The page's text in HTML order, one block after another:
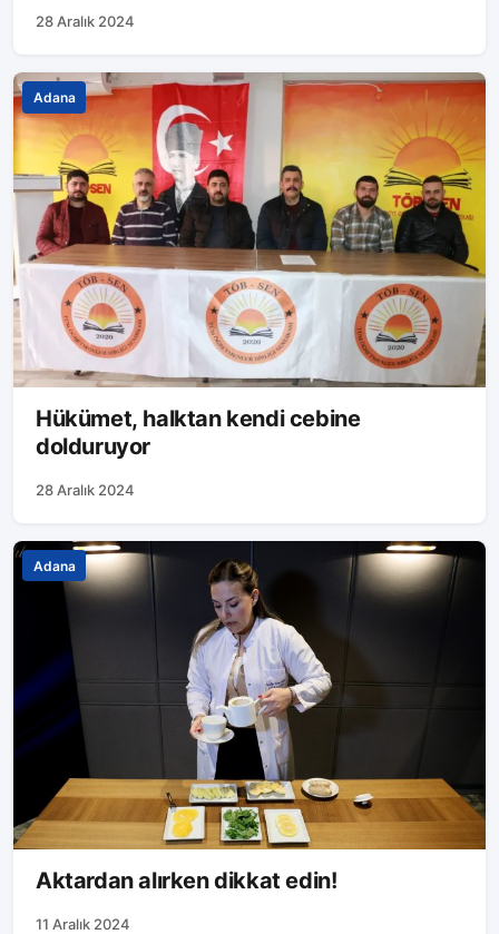
28 Aralık 2024
Adana
Hükümet, halktan kendi cebine
dolduruyor
28 Aralık 2024
Adana
Aktardan alırken dikkat edin!
11 Aralık 2024